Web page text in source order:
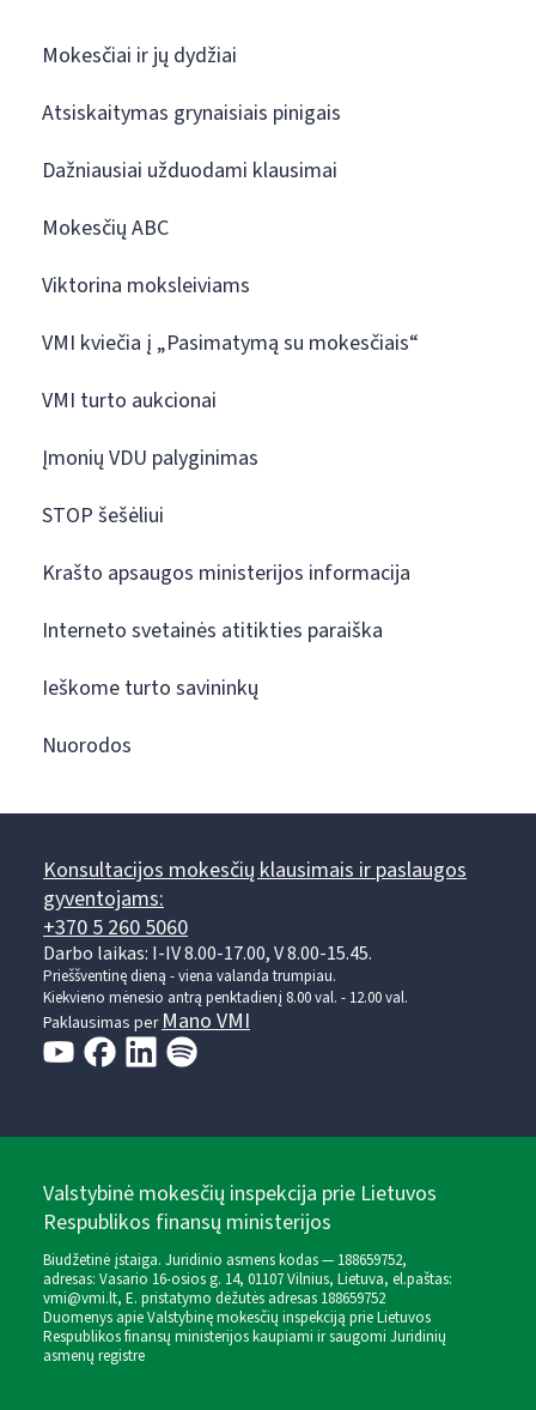
Mokesčiai ir jų dydžiai
Atsiskaitymas grynaisiais pinigais
Dažniausiai užduodami klausimai
Mokesčių ABC
Viktorina moksleiviams
VMI kviečia į „Pasimatymą su mokesčiais“
VMI turto aukcionai
Įmonių VDU palyginimas
STOP šešėliui
Krašto apsaugos ministerijos informacija
Interneto svetainės atitikties paraiška
Ieškome turto savininkų
Nuorodos
Konsultacijos mokesčių klausimais ir paslaugos
gyventojams:
+370 5 260 5060
Darbo laikas: I-IV 8.00-17.00, V 8.00-15.45.
Prieššventinę dieną - viena valanda trumpiau.
Kiekvieno mėnesio antrą penktadienį 8.00 val. - 12.00 val.
Paklausimas perMano VMI
Valstybinė mokesčių inspekcija prie Lietuvos
Respublikos finansų ministerijos
Biudžetinė įstaiga. Juridinio asmens kodas — 188659752,
adresas: Vasario 16-osios g. 14, 01107 Vilnius, Lietuva, el.paštas:
vmi@vmi.lt, E. pristatymo dėžutės adresas 188659752
Duomenys apie Valstybinę mokesčių inspekciją prie Lietuvos
Respublikos finansų ministerijos kaupiami ir saugomi Juridinių
asmenų registre